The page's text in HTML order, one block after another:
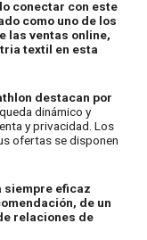
conectar con este
como uno de los
las ventas online,
textil en esta
destacan por
dinámico y
y privacidad. Los
ofertas se disponen
siempre eficaz
de un
relaciones de